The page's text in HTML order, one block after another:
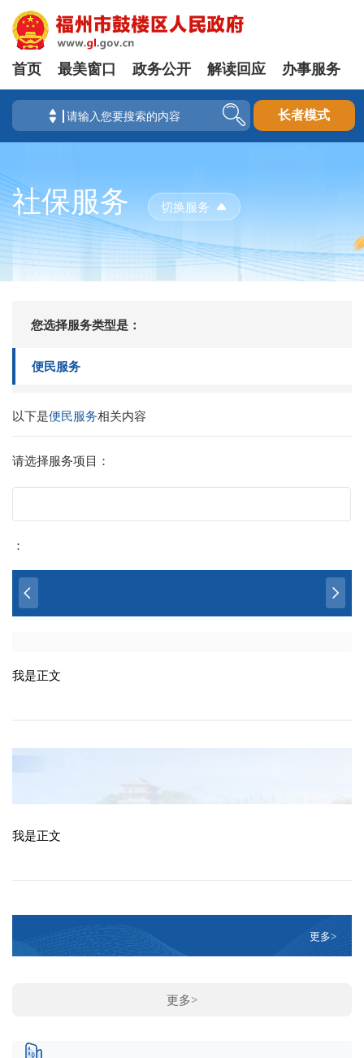
首页 最美窗口 政务公开 解读回应 办事服务
长者模式
社保服务 切换服务
您选择服务类型是：
便民服务
以下是便民服务相关内容
请选择服务项目：
：
我是正文
我是正文
更多>
更多>